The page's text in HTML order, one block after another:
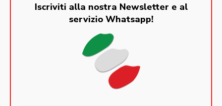
Iscriviti alla nostra Newsletter e al
servizio Whatsapp!